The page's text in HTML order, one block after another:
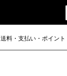
送料・支払い・ポイン